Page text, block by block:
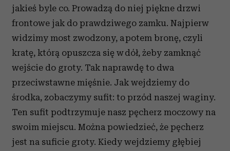
jakieś byle co. Prowadzą do niej piękne drzwi
frontowe jak do prawdziwego zamku. Najpierw
widzimy most zwodzony, a potem bronę, czyli
kratę, którą opuszcza się w dół, żeby zamknąć
wejście do groty. Tak naprawdę to dwa
przeciwstawne mięśnie. Jak wejdziemy do
środka, zobaczymy sufit: to przód naszej waginy.
Ten sufit podtrzymuje nasz pęcherz moczowy na
swoim miejscu. Można powiedzieć, że pęcherz
jest na suficie groty. Kiedy wejdziemy głębiej